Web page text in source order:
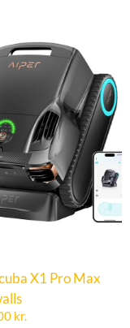
X1 Pro Max
kr.